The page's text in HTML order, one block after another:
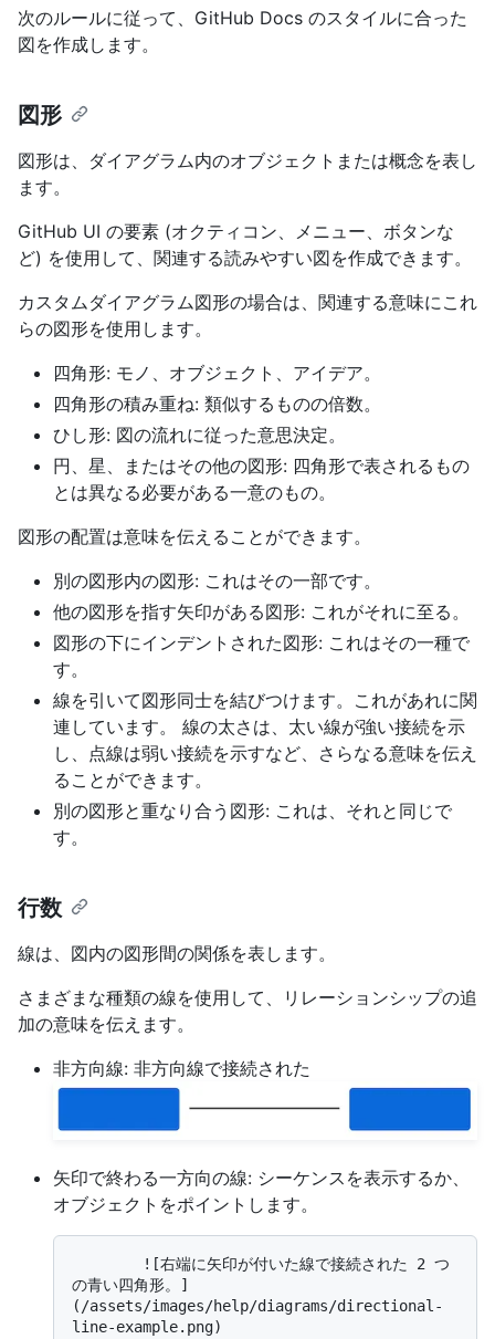
次のルールに従って、GitHub Docs のスタイルに合った
図を作成します。
図形
図形は、ダイアグラム内のオブジェクトまたは概念を表し
ます。
GitHub UI の要素 (オクティコン、メニュー、ボタンな
ど) を使用して、関連する読みやすい図を作成できます。
カスタムダイアグラム図形の場合は、関連する意味にこれ
らの図形を使用します。
四角形: モノ、オブジェクト、アイデア。
四角形の積み重ね: 類似するものの倍数。
ひし形: 図の流れに従った意思決定。
円、星、またはその他の図形: 四角形で表されるもの
とは異なる必要がある一意のもの。
図形の配置は意味を伝えることができます。
別の図形内の図形: これはその一部です。
他の図形を指す矢印がある図形: これがそれに至る。
図形の下にインデントされた図形: これはその一種で
す。
線を引いて図形同士を結びつけます。これがあれに関
連しています。 線の太さは、太い線が強い接続を示
し、点線は弱い接続を示すなど、さらなる意味を伝え
ることができます。
別の図形と重なり合う図形: これは、それと同じで
す。
行数
線は、図内の図形間の関係を表します。
さまざまな種類の線を使用して、リレーションシップの追
加の意味を伝えます。
非方向線: 非方向線で接続された
矢印で終わる一方向の線: シーケンスを表示するか、
オブジェクトをポイントします。
の青い四角形。]
(/assets/images/help/diagrams/directional-